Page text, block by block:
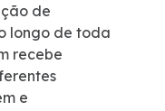
de
longo de toda
recebe
e